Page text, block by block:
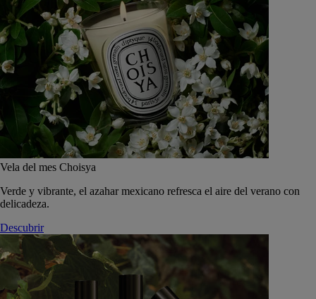
Vela del mes Choisya
Verde y vibrante, el azahar mexicano refresca el aire del verano con
delicadeza.
Descubrir